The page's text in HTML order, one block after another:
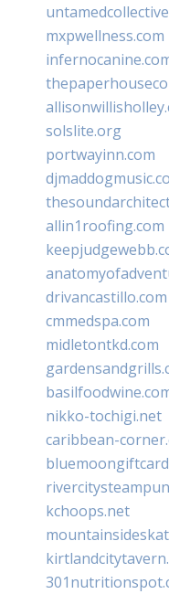
mxpwellness.com
solslite.org
portwayinn.com
allin1roofing.com
drivancastillo.com
cmmedspa.com
midletontkd.com
nikko-tochigi.net
caribbean-
kchoops.net